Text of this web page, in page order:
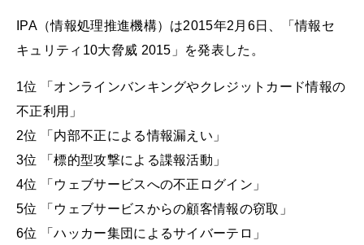
IPA（情報処理推進機構）は2015年2月6日、「情報セ
キュリティ10大脅威 2015」を発表した。
1位 「オンラインバンキングやクレジットカード情報の
不正利用」
2位 「内部不正による情報漏えい」
3位 「標的型攻撃による諜報活動」
4位 「ウェブサービスへの不正ログイン」
5位 「ウェブサービスからの顧客情報の窃取」
6位 「ハッカー集団によるサイバーテロ」